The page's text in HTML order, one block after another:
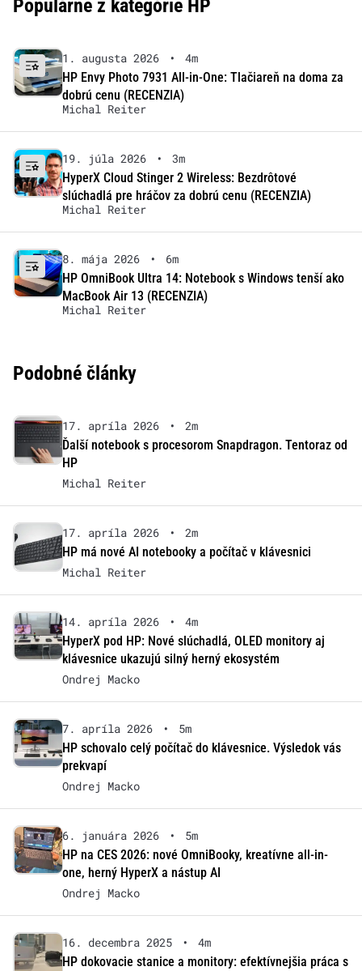
Populárne z kategórie HP
1. augusta 2026 •
4m
HP Envy Photo 7931 All-in-One: Tlačiareň na doma za
dobrú cenu (RECENZIA)
Michal Reiter
19. júla 2026 •
3m
HyperX Cloud Stinger 2 Wireless: Bezdrôtové
slúchadlá pre hráčov za dobrú cenu (RECENZIA)
Michal Reiter
8. mája 2026 •
6m
HP OmniBook Ultra 14: Notebook s Windows tenší ako
MacBook Air 13 (RECENZIA)
Michal Reiter
Podobné články
17. apríla 2026 •
2m
Ďalší notebook s procesorom Snapdragon. Tentoraz od
HP
Michal Reiter
17. apríla 2026 •
2m
HP má nové AI notebooky a počítač v klávesnici
Michal Reiter
14. apríla 2026 •
4m
HyperX pod HP: Nové slúchadlá, OLED monitory aj
klávesnice ukazujú silný herný ekosystém
Ondrej Macko
7. apríla 2026 •
5m
HP schovalo celý počítač do klávesnice. Výsledok vás
prekvapí
Ondrej Macko
6. januára 2026 •
5m
HP na CES 2026: nové OmniBooky, kreatívne all-in-
one, herný HyperX a nástup AI
Ondrej Macko
16. decembra 2025 •
4m
HP dokovacie stanice a monitory: efektívnejšia práca s